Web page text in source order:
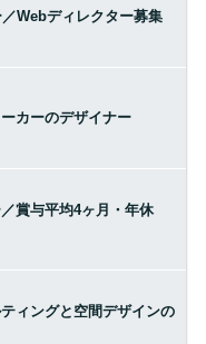
Webディレクター募集
カーのデザイナー
賞与平均4ヶ月・年休
ィングと空間デザインの